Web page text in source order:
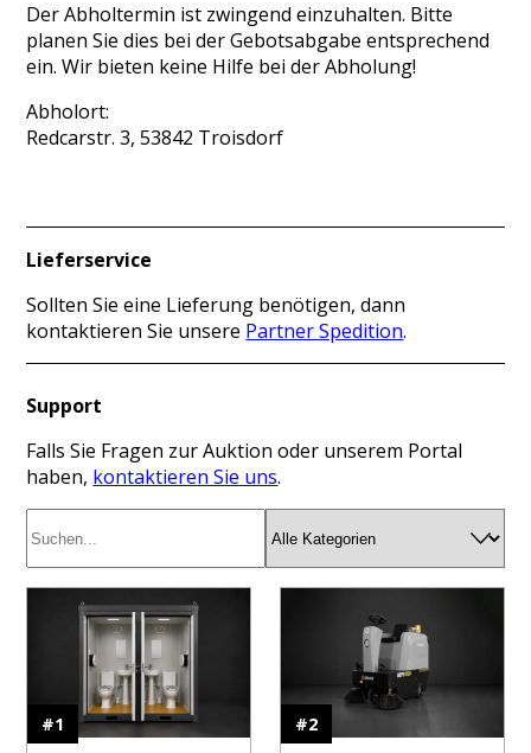
Der Abholtermin ist zwingend einzuhalten. Bitte
planen Sie dies bei der Gebotsabgabe entsprechend
ein. Wir bieten keine Hilfe bei der Abholung!
Abholort:
Redcarstr. 3, 53842 Troisdorf
Lieferservice
Sollten Sie eine Lieferung benötigen, dann
kontaktieren Sie unsere Partner Spedition.
Support
Falls Sie Fragen zur Auktion oder unserem Portal
haben, kontaktieren Sie uns.
#1 #2